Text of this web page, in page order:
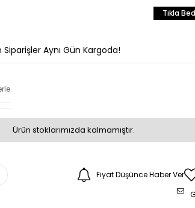
Tıkla
Aynı Gün Kargoda!
Ürün stoklarımızda kalmamıştır.
Fiyat Düşünce Haber Ver